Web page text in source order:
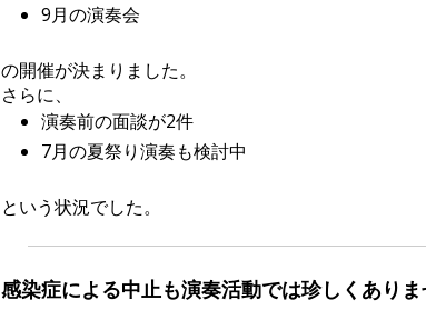
9月の演奏会
の開催が決まりました。
さらに、
演奏前の面談が2件
7月の夏祭り演奏も検討中
という状況でした。
感染症による中止も演奏活動では珍しくあり